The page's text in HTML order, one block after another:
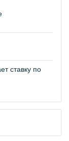
ставку по